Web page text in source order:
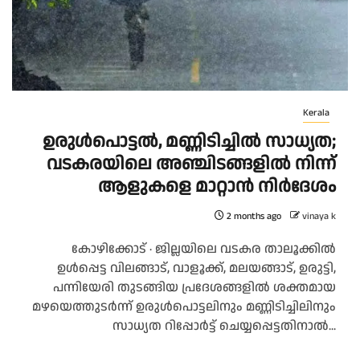
Kerala
ഉരുള്‍പൊട്ടൽ, മണ്ണിടിച്ചിൽ സാധ്യത;
വടകരയിലെ അഞ്ചിടങ്ങളിൽ നിന്ന്
ആളുകളെ മാറ്റാൻ നിർദേശം
2 months ago vinaya k
കോഴിക്കോട് ∙ ജില്ലയിലെ വടകര താലൂക്കില്‍
ഉള്‍പ്പെട്ട വിലങ്ങാട്, വാളൂക്ക്, മലയങ്ങാട്, ഉരുട്ടി,
പന്നിയേരി തുടങ്ങിയ പ്രദേശങ്ങളില്‍ ശക്തമായ
മഴയെത്തുടര്‍ന്ന് ഉരുള്‍പൊട്ടലിനും മണ്ണിടിച്ചിലിനും
സാധ്യത റിപ്പോര്‍ട്ട് ചെയ്യപ്പെട്ടതിനാല്‍...